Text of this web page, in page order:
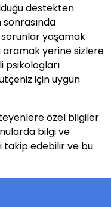
destekten
yaşamak
aramak yerine sizlere
psikologları
için uygun
özel bilgiler
bilgi ve
takip edebilir ve bu